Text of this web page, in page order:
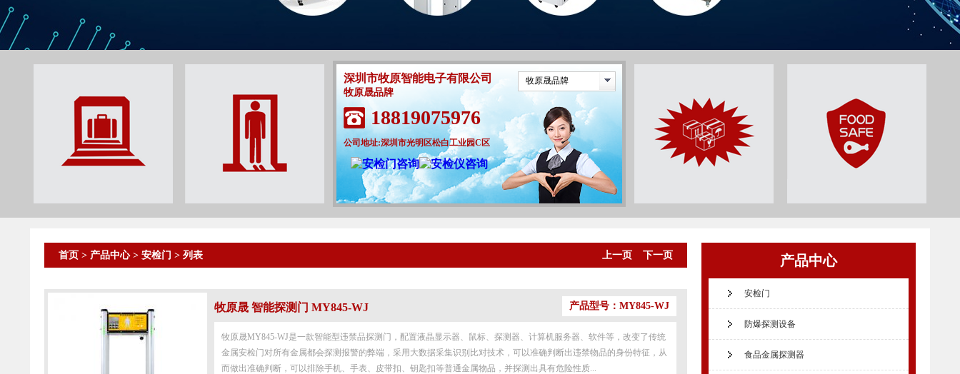
牧原晟品牌
深圳市牧原智能电子有限公司
牧原晟品牌
18819075976
公司地址:深圳市光明区松白工业园C区
首页 > 产品中心> 安检门 > 列表 上一页 下一页
牧原晟 智能探测门 MY845-WJ 产品型号：MY845-WJ
牧原晟MY845-WJ是一款智能型违禁品探测门，配置液晶显示器、鼠标、探测器、计算机服务器、软件等，改变了传统
金属安检门对所有金属都会探测报警的弊端，采用大数据采集识别比对技术，可以准确判断出违禁物品的身份特征，从
而做出准确判断，可以排除手机、手表、皮带扣、钥匙扣等普通金属物品，并探测出具有危险性质...
产品中心
安检门
防爆探测设备
食品金属探测器